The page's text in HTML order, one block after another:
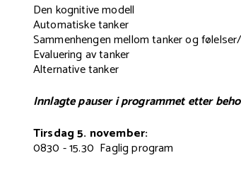
Den kognitive modell
Automatiske tanker
Sammenhengen mellom tanker og
Evaluering av tanker
Alternative tanker
Innlagte pauser i programmet etter
Tirsdag 5. november:
0830 - 15.30 Faglig program